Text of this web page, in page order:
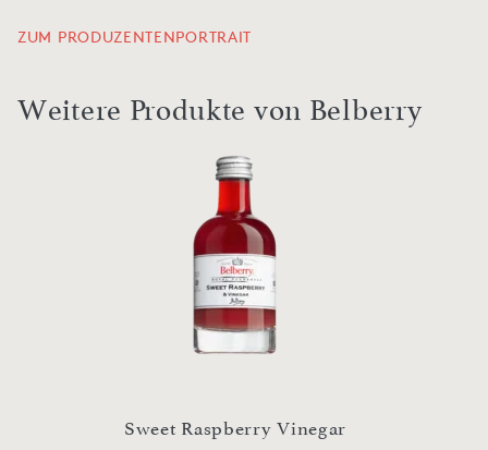
ZUM PRODUZENTENPORTRAIT
Weitere Produkte von Belberry
Sweet Raspberry Vinegar